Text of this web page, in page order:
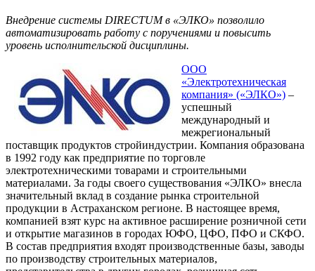
Внедрение системы DIRECTUM в «ЭЛКО» позволило
автоматизировать работу с поручениями и повысить
уровень исполнительской дисциплины.
ООО
«Электротехническая
компания» («ЭЛКО») ­­–
успешный
международный и
межрегиональный
поставщик продуктов стройиндустрии. Компания образована
в 1992 году как предприятие по торговле
электротехническими товарами и строительными
материалами. За годы своего существования «ЭЛКО» внесла
значительный вклад в создание рынка строительной
продукции в Астраханском регионе. В настоящее время,
компанией взят курс на активное расширение розничной сети
и открытие магазинов в городах ЮФО, ЦФО, ПФО и СКФО.
В состав предприятия входят производственные базы, заводы
по производству строительных материалов,